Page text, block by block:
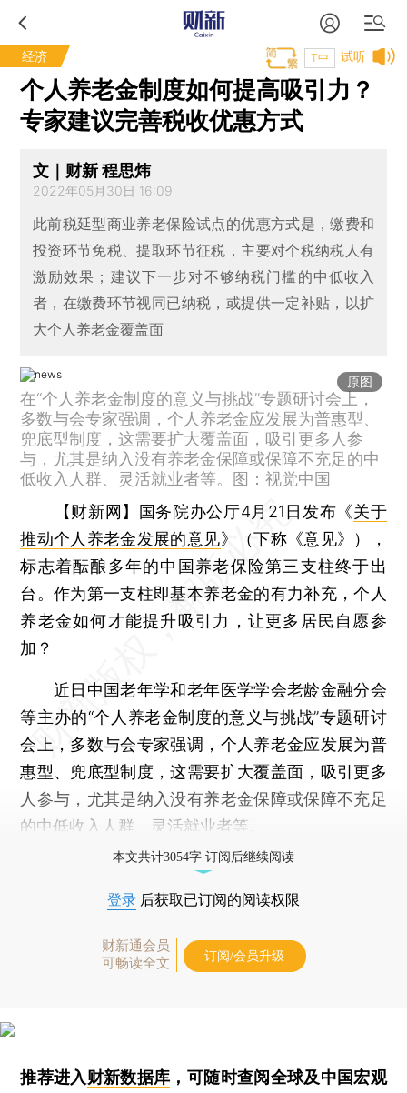
经济 试听
T中
个人养老金制度如何提高吸引力？
专家建议完善税收优惠方式
文｜财新 程思炜
2022年05月30日 16:09
此前税延型商业养老保险试点的优惠方式是，缴费和
投资环节免税、提取环节征税，主要对个税纳税人有
激励效果；建议下一步对不够纳税门槛的中低收入
者，在缴费环节视同已纳税，或提供一定补贴，以扩
大个人养老金覆盖面
原图
在“个人养老金制度的意义与挑战”专题研讨会上，
多数与会专家强调，个人养老金应发展为普惠型、
兜底型制度，这需要扩大覆盖面，吸引更多人参
与，尤其是纳入没有养老金保障或保障不充足的中
低收入人群、灵活就业者等。图：视觉中国
【财新网】
国务院办公厅4月21日发布《关于
推动个人养老金发展的意见》（下称《意见》），
标志着酝酿多年的中国养老保险第三支柱终于出
台。作为第一支柱即基本养老金的有力补充，个人
养老金如何才能提升吸引力，让更多居民自愿参
加？
近日中国老年学和老年医学学会老龄金融分会
等主办的“个人养老金制度的意义与挑战”专题研讨
会上，多数与会专家强调，个人养老金应发展为普
惠型、兜底型制度，这需要扩大覆盖面，吸引更多
人参与，尤其是纳入没有养老金保障或保障不充足
的中低收入人群、灵活就业者等。
本文共计3054字 订阅后继续阅读
登录 后获取已订阅的阅读权限
财新通会员
可畅读全文
订阅/会员升级
推荐进入财新数据库 ，可随时查阅全球及中国宏观